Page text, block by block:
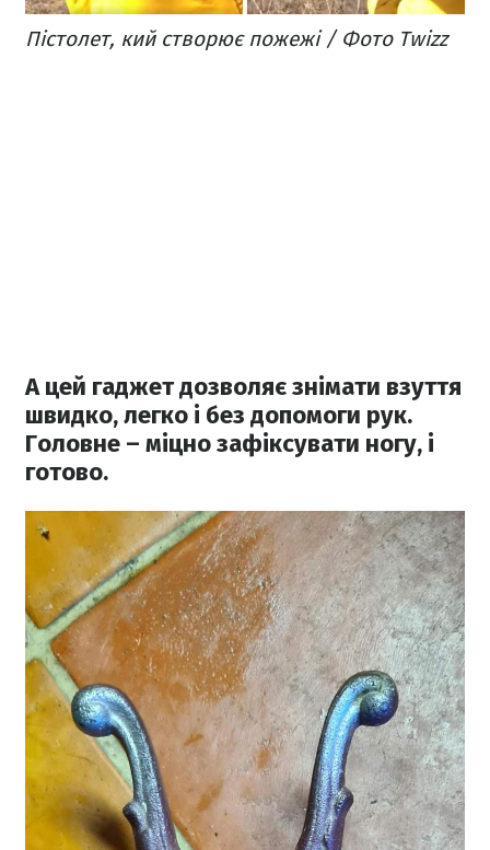
Пістолет, кий створює пожежі / Фото Twizz
А цей гаджет дозволяє знімати взуття
швидко, легко і без допомоги рук.
Головне – міцно зафіксувати ногу, і
готово.